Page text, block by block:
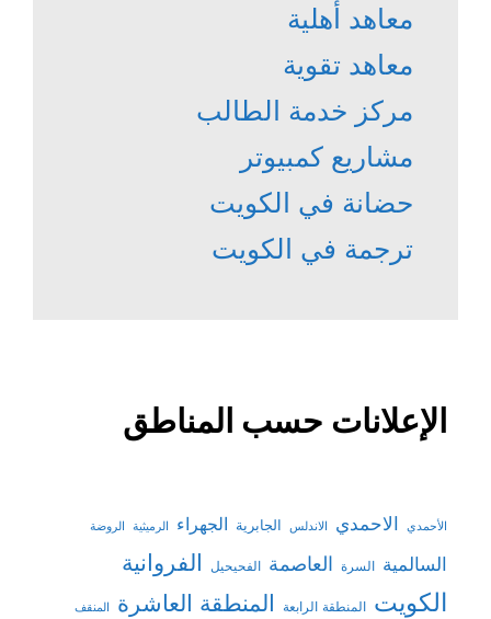
معاهد أهلية
معاهد تقوية
مركز خدمة الطالب
مشاريع كمبيوتر
حضانة في الكويت
ترجمة في الكويت
الإعلانات حسب المناطق
الأحمدي الاحمدي الاندلس الجابرية الجهراء الرميثية الروضة
السالمية السرة العاصمة الفحيحيل الفروانية
الكويت المنطقة الرابعة المنطقة العاشرة المنقف